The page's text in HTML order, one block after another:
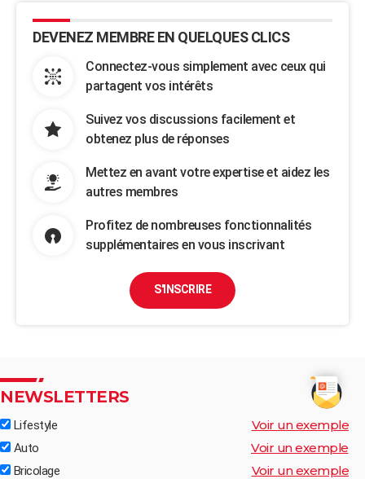
DEVENEZ MEMBRE EN QUELQUES CLICS
Connectez-vous simplement avec ceux qui
partagent vos intérêts
Suivez vos discussions facilement et
obtenez plus de réponses
Mettez en avant votre expertise et aidez les
autres membres
Profitez de nombreuses fonctionnalités
supplémentaires en vous inscrivant
S'INSCRIRE
NEWSLETTERS
Lifestyle Voir un exemple
Auto Voir un exemple
Bricolage Voir un exemple